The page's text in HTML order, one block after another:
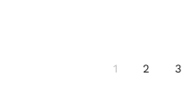
1 2 3